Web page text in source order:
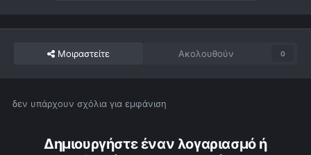
Μοιραστείτε Ακολουθούν 0
δεν υπάρχουν σχόλια για εμφάνιση
Δημιουργήστε έναν λογαριασμό ή